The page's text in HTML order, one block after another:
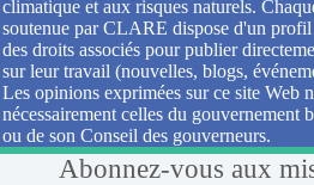
climatique et aux risques naturels.
soutenue par CLARE dispose d'un profil
des droits associés pour publier
sur leur travail (nouvelles, blogs,
Les opinions exprimées sur ce site Web
nécessairement celles du gouvernement
ou de son Conseil des gouverneurs.
Abonnez-vous aux